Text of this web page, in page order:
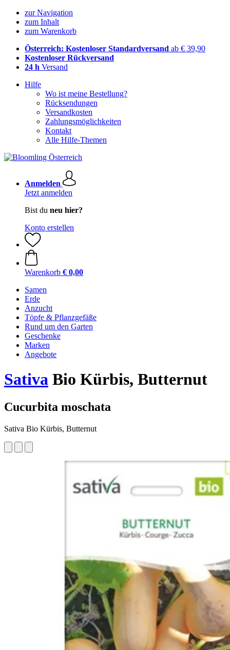
zur Navigation
zum Inhalt
zum Warenkorb
Österreich: Kostenloser Standardversand ab € 39,90
Kostenloser Rückversand
24 h Versand
Hilfe
Wo ist meine Bestellung?
Rücksendungen
Versandkosten
Zahlungsmöglichkeiten
Kontakt
Alle Hilfe-Themen
Anmelden
Jetzt anmelden
Bist du neu hier?
Konto erstellen
Warenkorb € 0,00
Samen
Erde
Anzucht
Töpfe & Pflanzgefäße
Rund um den Garten
Geschenke
Marken
Angebote
Sativa Bio Kürbis, Butternut
Cucurbita moschata
Sativa Bio Kürbis, Butternut